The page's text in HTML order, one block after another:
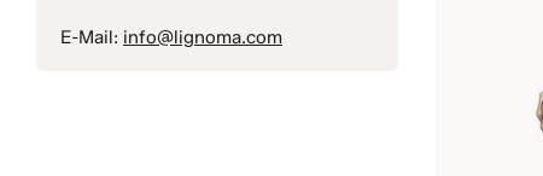
E-Mail: info@lignoma.com